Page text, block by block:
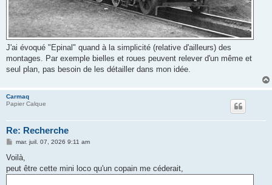
J'ai évoqué "Epinal" quand à la simplicité (relative d'ailleurs) des
montages. Par exemple bielles et roues peuvent relever d'un même et
seul plan, pas besoin de les détailler dans mon idée.
Carmaq
Papier Calque
Re: Recherche
M
s
a
mar. juil. 07, 2026 9:11 am
Voilà,
peut être cette mini loco qu'un copain me céderait,